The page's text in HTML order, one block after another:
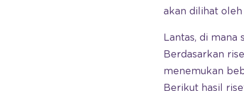
akan dilihat
Lantas, di mana
Berdasarkan
menemukan
Berikut hasil